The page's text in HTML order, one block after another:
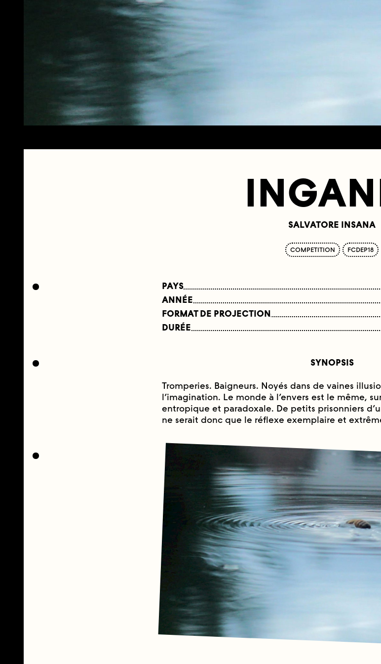
SALVATORE INSANA
COMPETITION FCDEP18
PAYS
ANNÉE
FORMAT DE PROJECTION
DURÉE
SYNOPSIS
Tromperies. Baigneurs. Noyés dans de vaines
l’imagination. Le monde à l’envers est le même,
entropique et paradoxale. De petits prisonniers
ne serait donc que le réflexe exemplaire et